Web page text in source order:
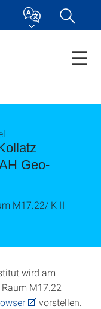
Geo-
M17.22/ K II
wird am
M17.22
vorstellen.